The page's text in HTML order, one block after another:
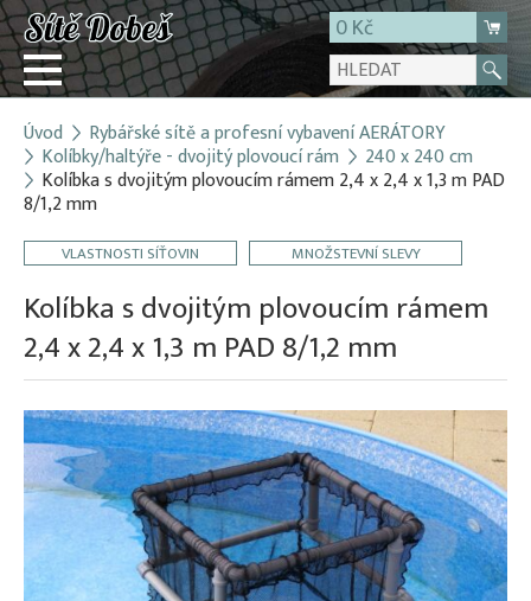
0 Kč
Přihlásit
Registrace
O firmě
Kontakt
Úvod Rybářské sítě a profesní vybavení AERÁTORY
Kolíbky/haltýře - dvojitý plovoucí rám 240 x 240 cm
Kolíbka s dvojitým plovoucím rámem 2,4 x 2,4 x 1,3 m PAD
8/1,2 mm
VLASTNOSTI SÍŤOVIN MNOŽSTEVNÍ SLEVY
Kolíbka s dvojitým plovoucím rámem
2,4 x 2,4 x 1,3 m PAD 8/1,2 mm